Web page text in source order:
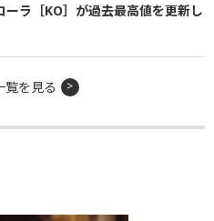
ーラ［KO］が過去最高値を更新し
覧を見る